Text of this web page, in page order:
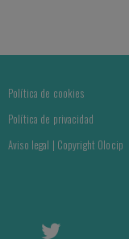
Política de cookies
Política de privacidad
Aviso legal | Copyright Olocip